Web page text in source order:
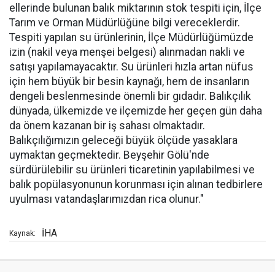
ellerinde bulunan balık miktarının stok tespiti için, İlçe
Tarım ve Orman Müdürlüğüne bilgi vereceklerdir.
Tespiti yapılan su ürünlerinin, İlçe Müdürlüğümüzde
izin (nakil veya menşei belgesi) alınmadan nakli ve
satışı yapılamayacaktır. Su ürünleri hızla artan nüfus
için hem büyük bir besin kaynağı, hem de insanların
dengeli beslenmesinde önemli bir gıdadır. Balıkçılık
dünyada, ülkemizde ve ilçemizde her geçen gün daha
da önem kazanan bir iş sahası olmaktadır.
Balıkçılığımızın geleceği büyük ölçüde yasaklara
uymaktan geçmektedir. Beyşehir Gölü'nde
sürdürülebilir su ürünleri ticaretinin yapılabilmesi ve
balık popülasyonunun korunması için alınan tedbirlere
uyulması vatandaşlarımızdan rica olunur."
Kaynak: İHA